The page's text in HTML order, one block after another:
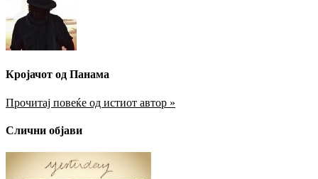
Кројачот од Панама
Прочитај повеќе од истиот автор »
Слични објави